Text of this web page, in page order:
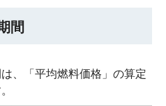
間
、「平均燃料価格」の算定